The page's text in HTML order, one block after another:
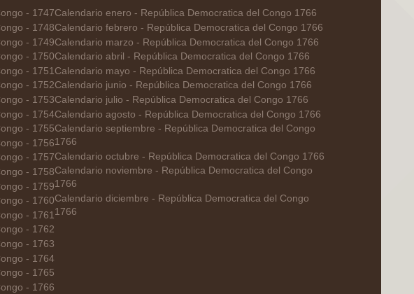
- 1747
- 1748
- 1749
- 1750
- 1751
- 1752
- 1753
- 1754
- 1755
- 1756
- 1757
- 1758
- 1759
- 1760
- 1761
- 1762
- 1763
- 1764
- 1765
- 1766
Calendario enero - República Democratica del Congo 1766
Calendario febrero - República Democratica del Congo 1766
Calendario marzo - República Democratica del Congo 1766
Calendario abril - República Democratica del Congo 1766
Calendario mayo - República Democratica del Congo 1766
Calendario junio - República Democratica del Congo 1766
Calendario julio - República Democratica del Congo 1766
Calendario agosto - República Democratica del Congo 1766
Calendario septiembre - República Democratica del Congo
1766
Calendario octubre - República Democratica del Congo 1766
Calendario noviembre - República Democratica del Congo
1766
Calendario diciembre - República Democratica del Congo
1766